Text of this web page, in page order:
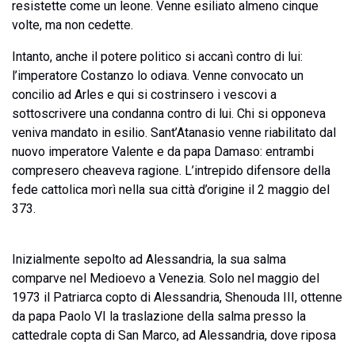
resistette come un leone. Venne esiliato almeno cinque
volte, ma non cedette.
Intanto, anche il potere politico si accanì contro di lui:
l’imperatore Costanzo lo odiava. Venne convocato un
concilio ad Arles e qui si costrinsero i vescovi a
sottoscrivere una condanna contro di lui. Chi si opponeva
veniva mandato in esilio. Sant’Atanasio venne riabilitato dal
nuovo imperatore Valente e da papa Damaso: entrambi
compresero cheaveva ragione. L’intrepido difensore della
fede cattolica morì nella sua città d’origine il 2 maggio del
373.
Inizialmente sepolto ad Alessandria, la sua salma
comparve nel Medioevo a Venezia. Solo nel maggio del
1973 il Patriarca copto di Alessandria, Shenouda III, ottenne
da papa Paolo VI la traslazione della salma presso la
cattedrale copta di San Marco, ad Alessandria, dove riposa